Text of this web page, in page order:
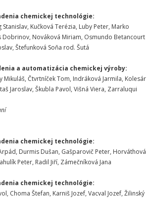
chemickej technológie:
Kučková Terézia, Luby Peter, Marko
Nováková Miriam, Osmundo Betancourt
Štefunková Soňa rod. Šutá
a automatizácia chemickej výroby:
Mikuláš, Čtvrtníček Tom, Indráková Jarmila, Kolesár
Jaroslav, Škubla Pavol, Višná Viera, Zarraluqui
chemickej technológie:
Durmis Dušan, Gašparovič Peter, Horváthová
Peter, Radil Jiří, Zámečníková Jana
chemickej technológie:
Choma Štefan, Karniš Jozef, Vacval Jozef, Žilinský